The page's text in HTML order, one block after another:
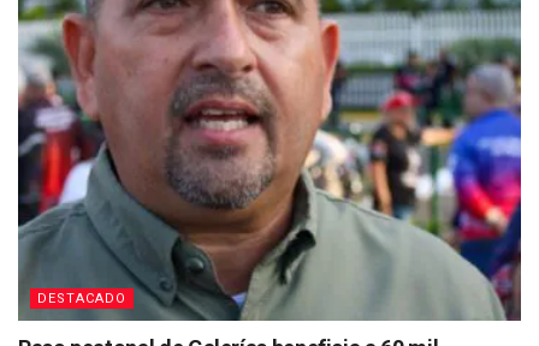
DESTACADO